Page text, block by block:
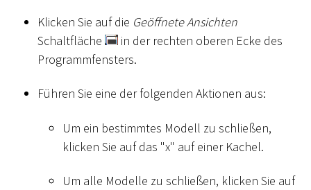
Klicken Sie auf die Geöffnete Ansichten
Schaltfläche
in der rechten oberen Ecke des
Programmfensters.
Führen Sie eine der folgenden Aktionen aus:
Um ein bestimmtes Modell zu schließen,
klicken Sie auf das "x" auf einer Kachel.
Um alle Modelle zu schließen, klicken Sie auf